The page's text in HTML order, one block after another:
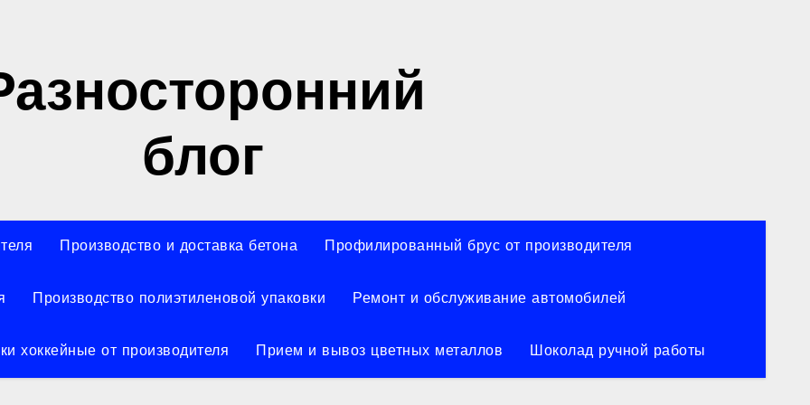
блог
Производство и доставка бетона Профилированный брус от производителя
Производство полиэтиленовой упаковки Ремонт и обслуживание автомобилей
хоккейные от производителя Прием и вывоз цветных металлов Шоколад ручной работы